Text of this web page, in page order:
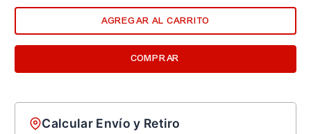
¡Quedan1unidades!
COMPRAR